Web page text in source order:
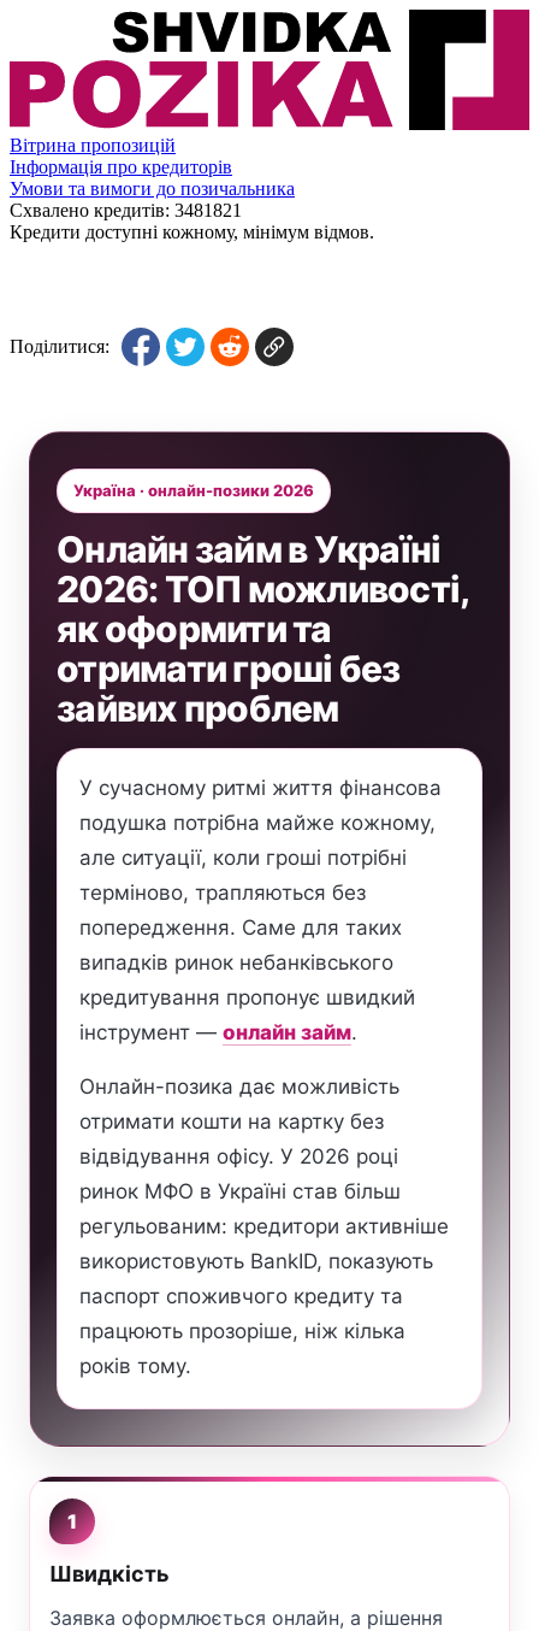
Вітрина пропозицій
Інформація про кредиторів
Умови та вимоги до позичальника
Схвалено кредитів: 3481821
Кредити доступні кожному, мінімум відмов.
Поділитися:
Україна · онлайн-позики 2026
Онлайн займ в Україні
2026: ТОП можливості,
як оформити та
отримати гроші без
зайвих проблем
У сучасному ритмі життя фінансова
подушка потрібна майже кожному,
але ситуації, коли гроші потрібні
терміново, трапляються без
попередження. Саме для таких
випадків ринок небанківського
кредитування пропонує швидкий
інструмент — онлайн займ.
Онлайн-позика дає можливість
отримати кошти на картку без
відвідування офісу. У 2026 році
ринок МФО в Україні став більш
регульованим: кредитори активніше
використовують BankID, показують
паспорт споживчого кредиту та
працюють прозоріше, ніж кілька
років тому.
1
Швидкість
Заявка оформлюється онлайн, а рішення